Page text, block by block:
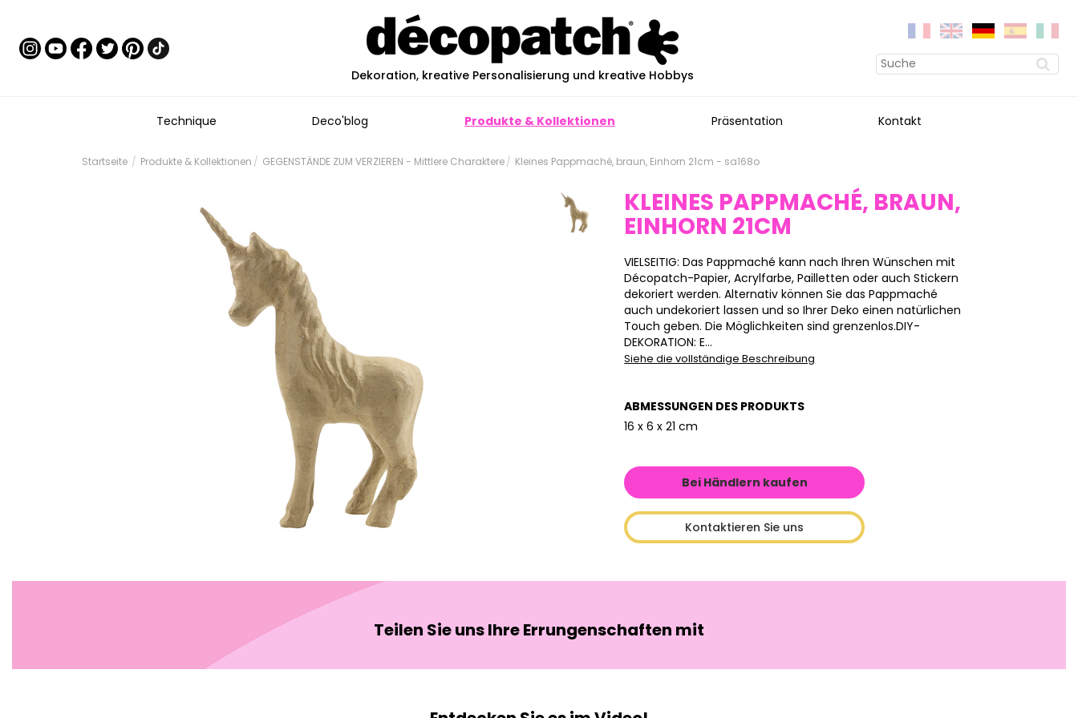
Dekoration, kreative Personalisierung und kreative Hobbys
Technique Deco'blog Produkte & Kollektionen Präsentation Kontakt
Startseite Produkte & Kollektionen GEGENSTÄNDE ZUM VERZIEREN - Mittlere Charaktere Kleines Pappmaché, braun, Einhorn 21cm - sa168o
KLEINES PAPPMACHÉ, BRAUN,
EINHORN 21CM
VIELSEITIG: Das Pappmaché kann nach Ihren Wünschen mit
Décopatch-Papier, Acrylfarbe, Pailletten oder auch Stickern
dekoriert werden. Alternativ können Sie das Pappmaché
auch undekoriert lassen und so Ihrer Deko einen natürlichen
Touch geben. Die Möglichkeiten sind grenzenlos.DIY-
DEKORATION: E...
Siehe die vollständige Beschreibung
ABMESSUNGEN DES PRODUKTS
16 x 6 x 21 cm
Bei Händlern kaufen
Kontaktieren Sie uns
Teilen Sie uns Ihre Errungenschaften mit